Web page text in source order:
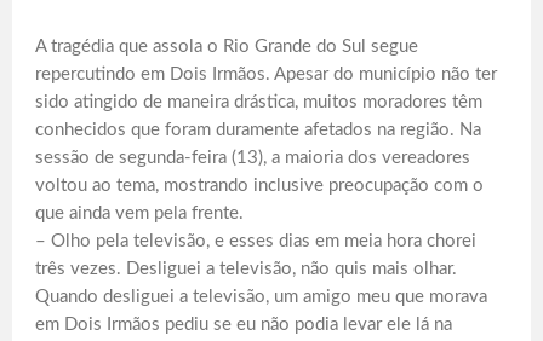
A tragédia que assola o Rio Grande do Sul segue
repercutindo em Dois Irmãos. Apesar do município não ter
sido atingido de maneira drástica, muitos moradores têm
conhecidos que foram duramente afetados na região. Na
sessão de segunda-feira (13), a maioria dos vereadores
voltou ao tema, mostrando inclusive preocupação com o
que ainda vem pela frente.
– Olho pela televisão, e esses dias em meia hora chorei
três vezes. Desliguei a televisão, não quis mais olhar.
Quando desliguei a televisão, um amigo meu que morava
em Dois Irmãos pediu se eu não podia levar ele lá na